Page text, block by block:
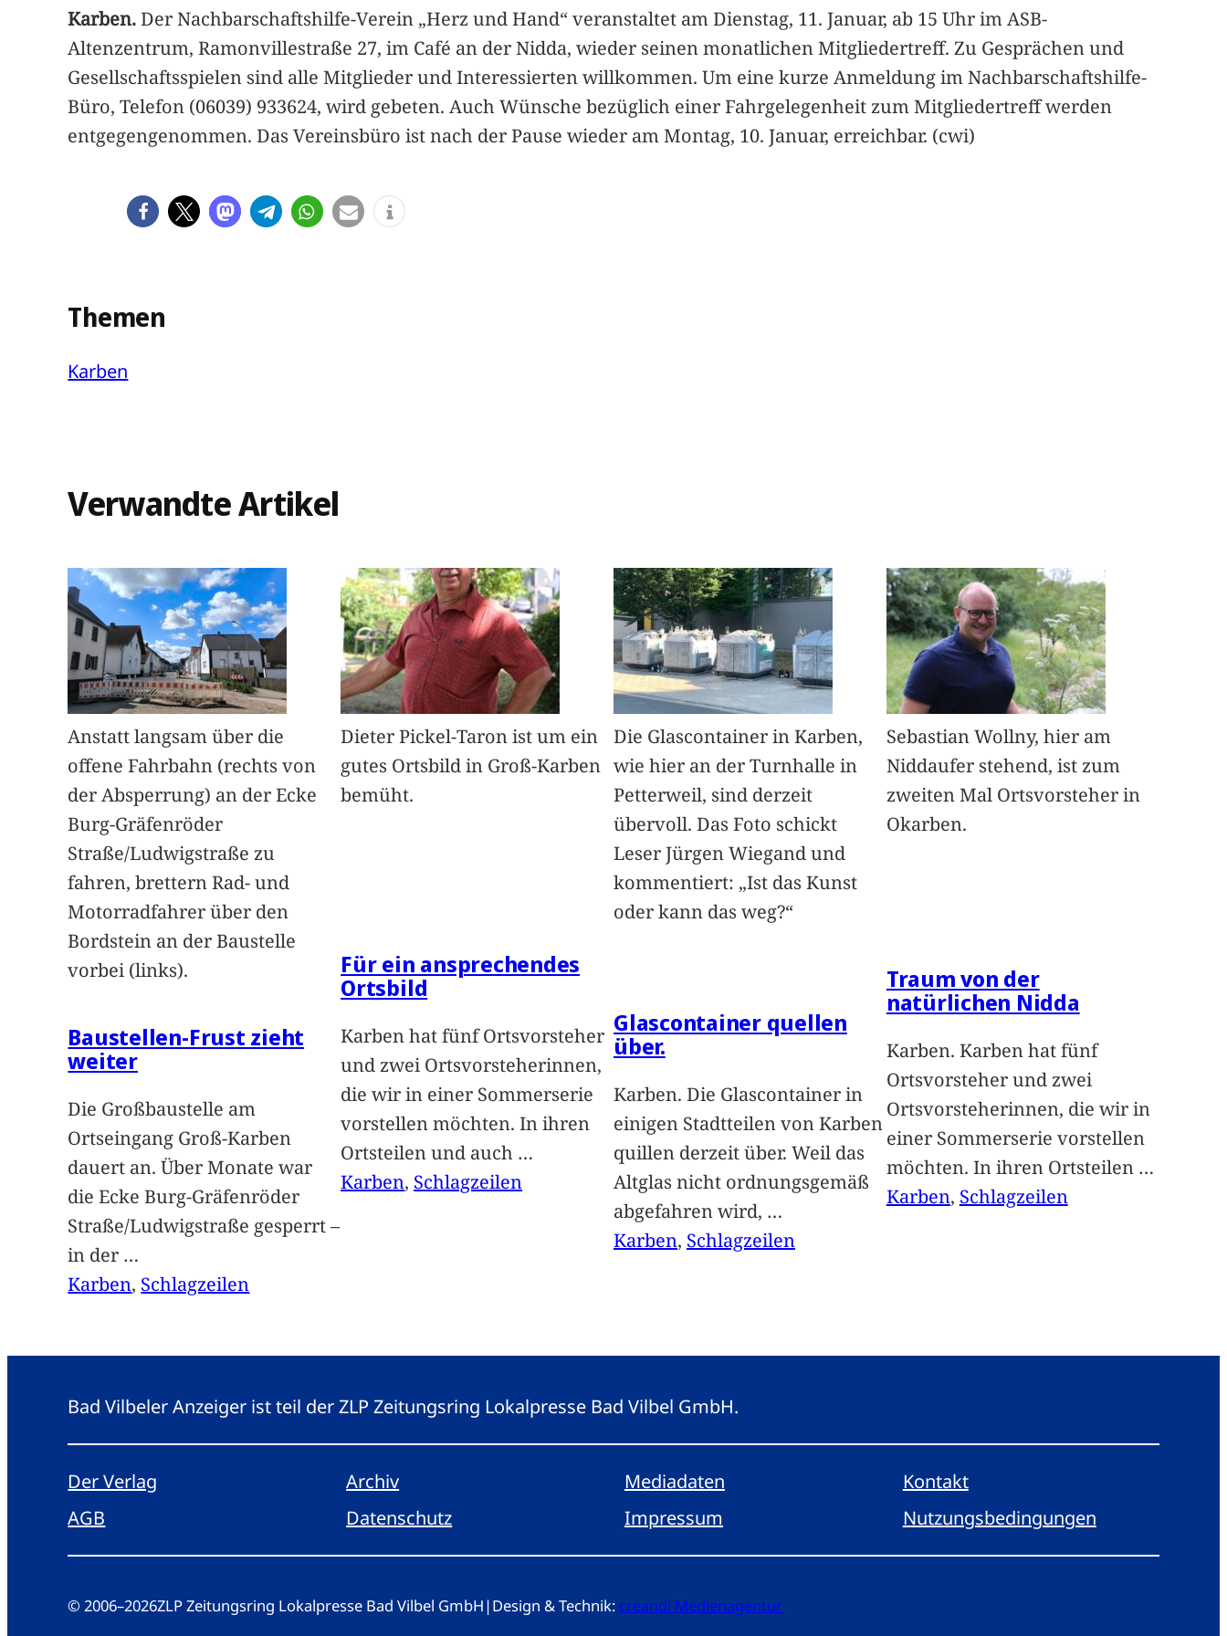
Karben.Der Nachbarschaftshilfe-Verein „Herz und Hand“ veranstaltet am Dienstag, 11. Januar, ab 15 Uhr im ASB-
Altenzentrum, Ramonvillestraße 27, im Café an der Nidda, wieder seinen monatlichen Mitgliedertreff. Zu Gesprächen und
Gesellschaftsspielen sind alle Mitglieder und Interessierten willkommen. Um eine kurze Anmeldung im Nachbarschaftshilfe-
Büro, Telefon (06039) 933624, wird gebeten. Auch Wünsche bezüglich einer Fahrgelegenheit zum Mitgliedertreff werden
entgegengenommen. Das Vereinsbüro ist nach der Pause wieder am Montag, 10. Januar, erreichbar. (cwi)
Themen
Karben
Verwandte Artikel
Anstatt langsam über die
offene Fahrbahn (rechts von
der Absperrung) an der Ecke
Burg-Gräfenröder
Straße/Ludwigstraße zu
fahren, brettern Rad- und
Motorradfahrer über den
Bordstein an der Baustelle
vorbei (links).
Baustellen-Frust zieht
weiter
Die Großbaustelle am
Ortseingang Groß-Karben
dauert an. Über Monate war
die Ecke Burg-Gräfenröder
Straße/Ludwigstraße gesperrt –
in der …
Karben, Schlagzeilen
Dieter Pickel-Taron ist um ein
gutes Ortsbild in Groß-Karben
bemüht.
Für ein ansprechendes
Ortsbild
Karben hat fünf Ortsvorsteher
und zwei Ortsvorsteherinnen,
die wir in einer Sommerserie
vorstellen möchten. In ihren
Ortsteilen und auch …
Karben, Schlagzeilen
Die Glascontainer in Karben,
wie hier an der Turnhalle in
Petterweil, sind derzeit
übervoll. Das Foto schickt
Leser Jürgen Wiegand und
kommentiert: „Ist das Kunst
oder kann das weg?“
Glascontainer quellen
über.
Karben. Die Glascontainer in
einigen Stadtteilen von Karben
quillen derzeit über. Weil das
Altglas nicht ordnungsgemäß
abgefahren wird, …
Karben, Schlagzeilen
Sebastian Wollny, hier am
Niddaufer stehend, ist zum
zweiten Mal Ortsvorsteher in
Okarben.
Traum von der
natürlichen Nidda
Karben. Karben hat fünf
Ortsvorsteher und zwei
Ortsvorsteherinnen, die wir in
einer Sommerserie vorstellen
möchten. In ihren Ortsteilen …
Karben, Schlagzeilen
Bad Vilbeler Anzeiger ist teil der ZLP Zeitungsring Lokalpresse Bad Vilbel GmbH.
Der Verlag Archiv Mediadaten
Kontakt
AGB
Datenschutz Impressum Nutzungsbedingungen
© 2006–2026ZLP Zeitungsring Lokalpresse Bad Vilbel GmbH |Design & Technik: creandi Medienagentur